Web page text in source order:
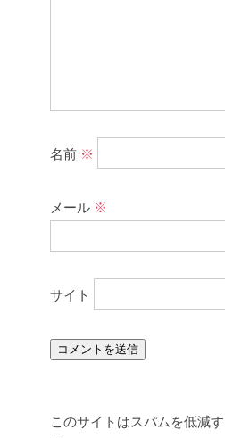
名前 ※
メール ※
サイト
このサイトはスパムを低減